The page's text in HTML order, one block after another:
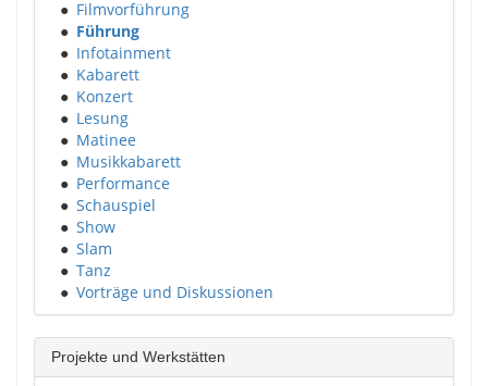
● Filmvorführung
● Führung
● Infotainment
● Kabarett
● Konzert
● Lesung
● Matinee
● Musikkabarett
● Performance
● Schauspiel
● Show
● Slam
● Tanz
● Vorträge und Diskussionen
Projekte und Werkstätten